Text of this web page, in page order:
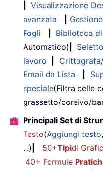
Visualizzazione
avanzata
Fogli
Biblioteca
Automatico)
lavoro
Email da Lista
speciale(Filtra celle
grassetto/corsivo/
Principali Set di
Testo(Aggiungi testo,
...)
50+Tipidi
40+ Formule